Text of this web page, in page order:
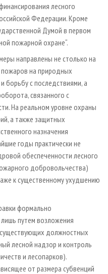
лесного
Федерации. Кроме
Думой в первом
пожарной охране“.
направлены не столько на
на природных
борьбу с последствиями, а
связанного с
На реальном уровне охраны
а также защитных
назначения
годы практически не
обеспеченности лесного
добровольчества)
к существенному ухудшению
формально
путем возложения
должностных
лесной надзор и контроль
и лесопарков).
от размера субвенций